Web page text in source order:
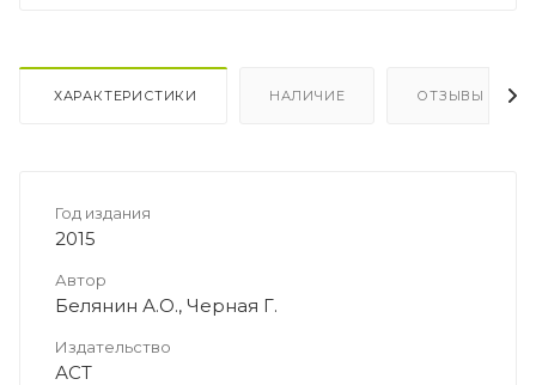
ХАРАКТЕРИСТИКИ НАЛИЧИЕ ОТЗЫВЫ
Год издания
2015
Автор
Белянин А.О., Черная Г.
Издательство
АСТ